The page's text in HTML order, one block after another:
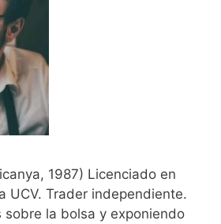
1987) Licenciado en
UCV. Trader independiente.
sobre la bolsa y exponiendo